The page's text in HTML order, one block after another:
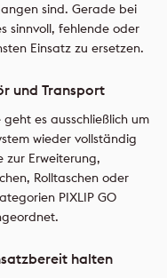
sind. Gerade bei
sinnvoll, fehlende oder
Einsatz zu ersetzen.
und Transport
es ausschließlich um
wieder vollständig
zur Erweiterung,
Rolltaschen oder
PIXLIP GO
halten